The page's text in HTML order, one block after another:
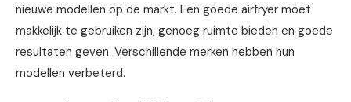
nieuwe modellen op de markt. Een goede airfryer moet
makkelijk te gebruiken zijn, genoeg ruimte bieden en goede
resultaten geven. Verschillende merken hebben hun
modellen verbeterd.